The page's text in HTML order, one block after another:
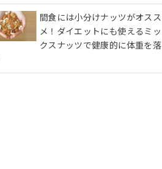
間食には小分けナッツがオスス
メ！ダイエットにも使えるミッ
クスナッツで健康的に体重を落